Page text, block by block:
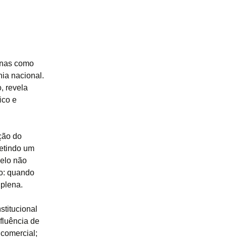
como
nacional.
revela
e
do
um
não
quando
de